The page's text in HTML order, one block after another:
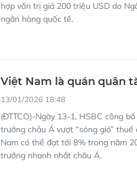
hợp vốn trị giá 200 triệu USD do
ngân hàng quốc tế.
Việt Nam là quán quân
13/01/2026 18:48
(ĐTTCO)-Ngày 13-1, HSBC công
trưởng châu Á vượt “sóng gió”
Nam có thể đạt tới 8% trong năm
trưởng nhanh nhất châu Á.